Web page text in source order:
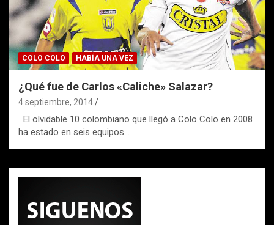
COLO COLO HABÍA UNA VEZ
¿Qué fue de Carlos «Caliche» Salazar?
4 septiembre, 2014
El olvidable 10 colombiano que llegó a Colo Colo en 2008
ha estado en seis equipos…